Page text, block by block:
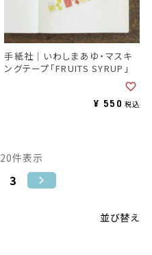
手紙社｜いわしまあゆ・マスキ
ングテープ「FRUITS SYRUP」
¥ 550 税込
並び替え
20件表示
3